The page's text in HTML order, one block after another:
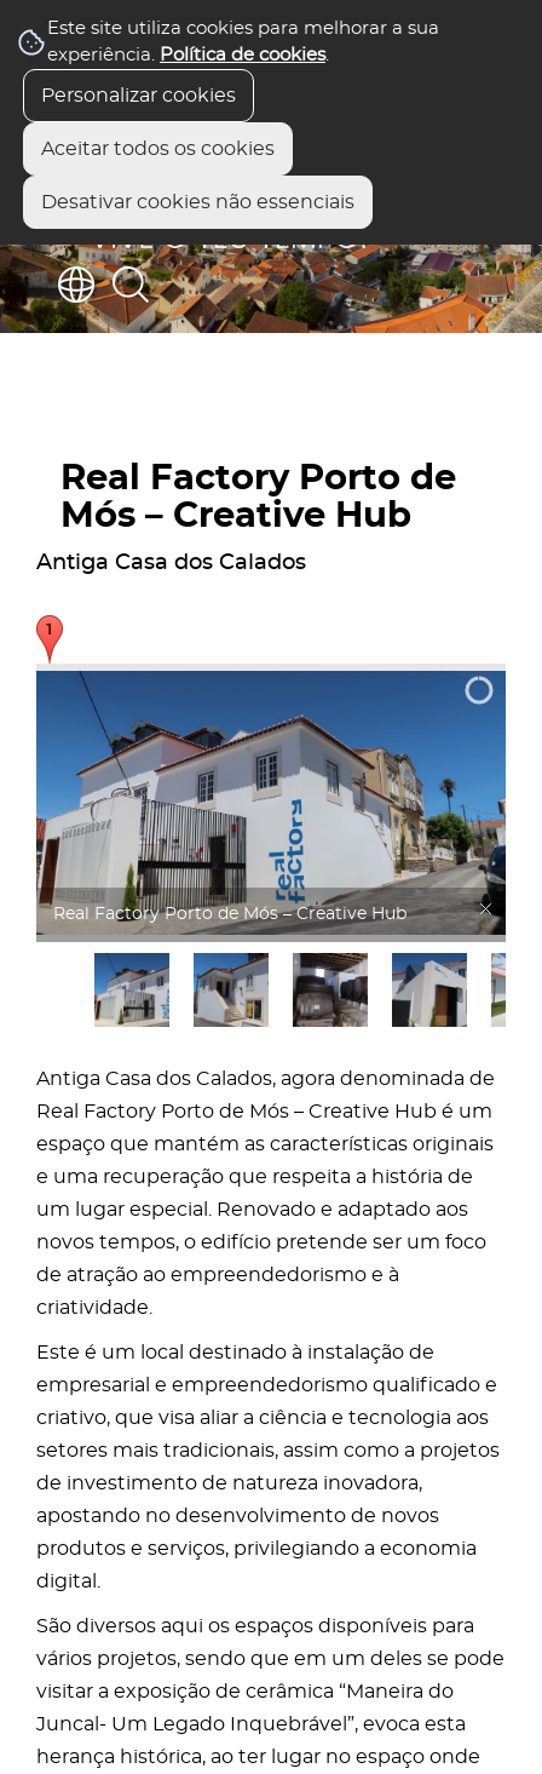
Este site utiliza cookies para melhorar a sua
experiência. Política de cookies.
Personalizar cookies
Aceitar todos os cookies
Desativar cookies não essenciais
Real Factory Porto de
Mós – Creative Hub
Antiga Casa dos Calados
Real Factory
Antiga Casa dos Calados, agora denominada de
Real Factory Porto de Mós – Creative Hub é um
espaço que mantém as características originais
e uma recuperação que respeita a história de
um lugar especial. Renovado e adaptado aos
novos tempos, o edifício pretende ser um foco
de atração ao empreendedorismo e à
criatividade.
Este é um local destinado à instalação de
empresarial e empreendedorismo qualificado e
criativo, que visa aliar a ciência e tecnologia aos
setores mais tradicionais, assim como a projetos
de investimento de natureza inovadora,
apostando no desenvolvimento de novos
produtos e serviços, privilegiando a economia
digital.
São diversos aqui os espaços disponíveis para
vários projetos, sendo que em um deles se pode
visitar a exposição de cerâmica “Maneira do
Juncal- Um Legado Inquebrável”, evoca esta
herança histórica, ao ter lugar no espaço onde